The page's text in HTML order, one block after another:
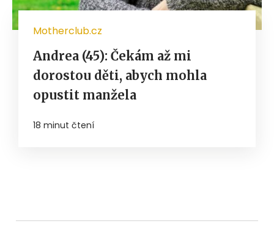
Motherclub.cz
Andrea (45): Čekám až mi
dorostou děti, abych mohla
opustit manžela
18 minut čtení